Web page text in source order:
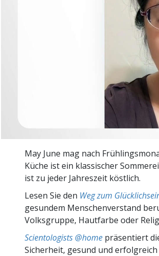
May June mag nach
Küche ist ein klassischer
ist zu jeder Jahreszeit köstlich.
Lesen Sie den Weg zum
gesundem Menschenverstand
Volksgruppe, Hautfarbe oder
Scientologists @home präsentiert
Sicherheit, gesund und